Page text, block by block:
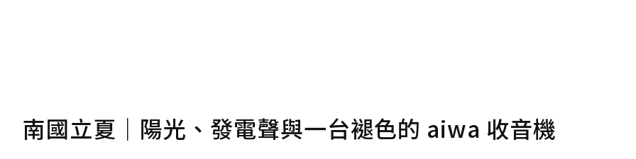
南國立夏｜陽光、發電聲與一台褪色的 aiwa 收音機